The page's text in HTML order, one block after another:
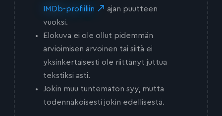
IMDb-profiiliin
ajan puutteen
vuoksi.
Elokuva ei ole ollut pidemmän
arvioimisen arvoinen tai siitä ei
yksinkertaisesti ole riittänyt juttua
tekstiksi asti.
Jokin muu tuntematon syy, mutta
todennäköisesti jokin edellisestä.